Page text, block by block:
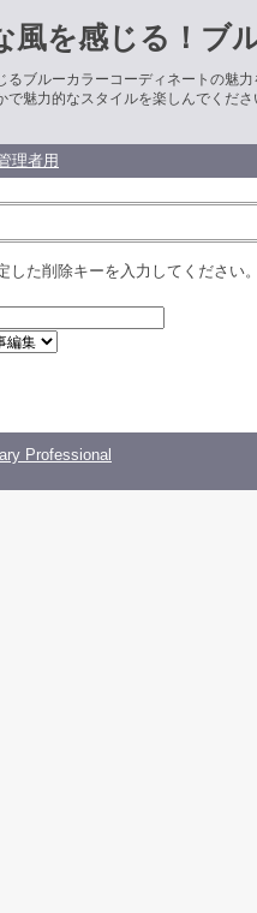
風を感じる！ブ
るブルーカラーコーディネートの魅
で魅力的なスタイルを楽しんでくださ
理者用
した削除キーを入力してください
Professional